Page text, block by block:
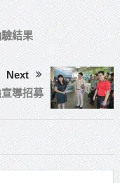
結果
Next
導招募